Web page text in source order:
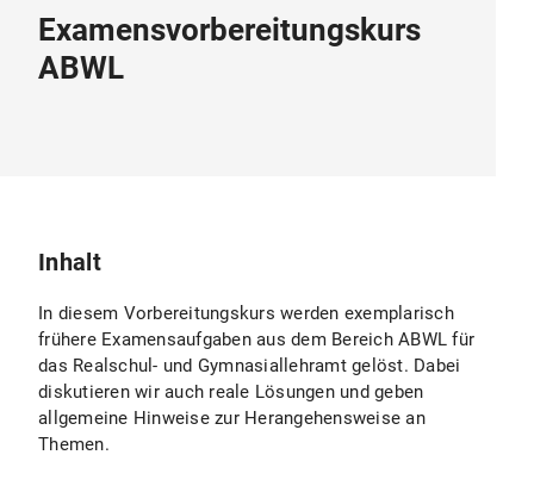
Examensvorbereitungskurs
ABWL
Inhalt
In diesem Vorbereitungskurs werden exemplarisch
frühere Examensaufgaben aus dem Bereich ABWL für
das Realschul- und Gymnasiallehramt gelöst. Dabei
diskutieren wir auch reale Lösungen und geben
allgemeine Hinweise zur Herangehensweise an
Themen.